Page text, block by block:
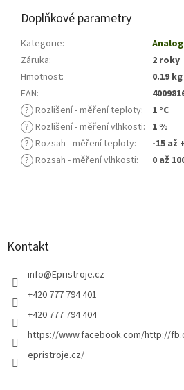
Doplňkové parametry
Kategorie:
Záruka:
2 roky
Hmotnost:
0.19 kg
EAN:
? Rozlišení - měření teploty:
1 °C
? Rozlišení - měření vlhkosti: 1 %
? Rozsah - měření teploty:
-15 až
? Rozsah - měření vlhkosti: 0 až
Z
Kontakt
info@Epristroje.cz
+420 777 794 401
+420 777 794 404
https://www.facebook.com/http://
epristroje.cz/